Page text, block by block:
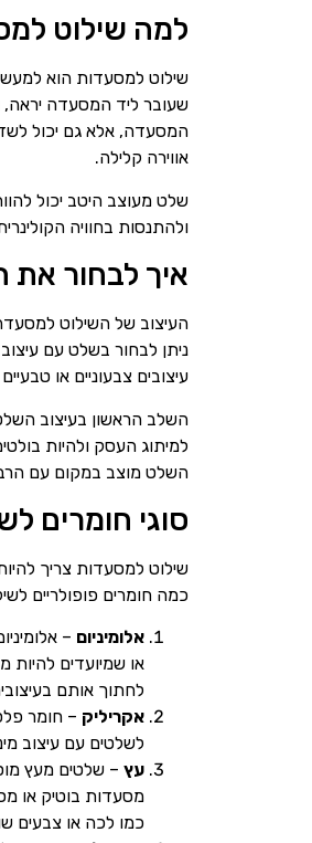
למה שילוט
שילוט למסעדות הוא
שעובר ליד המסעדה יראה,
המסעדה, אלא גם יכול
אווירה קלילה.
שלט מעוצב היטב יכול
ולהתנסות בחוויה
איך לבחור את
העיצוב של השילוט
ניתן לבחור בשלט עם
עיצובים צבעוניים או
השלב הראשון בעיצוב
למיתוג העסק ולהיות
השלט מוצב במקום עם
סוגי חומרים
שילוט למסעדות צריך
כמה חומרים פופולריים
אלומיניום –
או שמיועדים להיות
לחתוך אותם
אקריליק – חומר
לשלטים עם עיצוב
עץ – שלטים מעץ
מסעדות בוטיק או
כמו לכה או צבעים